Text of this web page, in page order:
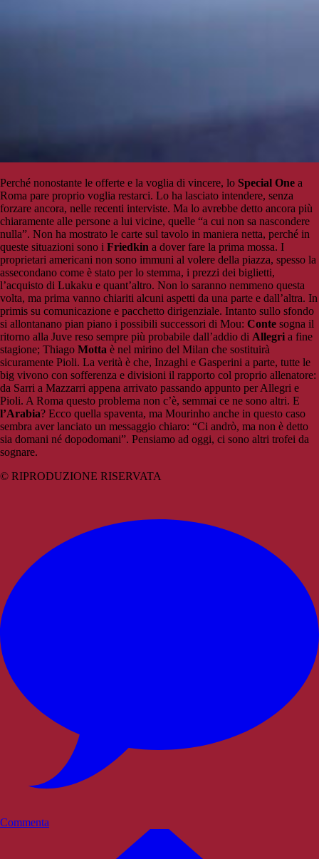
Perché nonostante le offerte e la voglia di vincere, lo Special One a
Roma pare proprio voglia restarci. Lo ha lasciato intendere, senza
forzare ancora, nelle recenti interviste. Ma lo avrebbe detto ancora più
chiaramente alle persone a lui vicine, quelle “a cui non sa nascondere
nulla”. Non ha mostrato le carte sul tavolo in maniera netta, perché in
queste situazioni sono i Friedkin a dover fare la prima mossa. I
proprietari americani non sono immuni al volere della piazza, spesso la
assecondano come è stato per lo stemma, i prezzi dei biglietti,
l’acquisto di Lukaku e quant’altro. Non lo saranno nemmeno questa
volta, ma prima vanno chiariti alcuni aspetti da una parte e dall’altra. In
primis su comunicazione e pacchetto dirigenziale. Intanto sullo sfondo
si allontanano pian piano i possibili successori di Mou: Conte sogna il
ritorno alla Juve reso sempre più probabile dall’addio di Allegri a fine
stagione; Thiago Motta è nel mirino del Milan che sostituirà
sicuramente Pioli. La verità è che, Inzaghi e Gasperini a parte, tutte le
big vivono con sofferenza e divisioni il rapporto col proprio allenatore:
da Sarri a Mazzarri appena arrivato passando appunto per Allegri e
Pioli. A Roma questo problema non c’è, semmai ce ne sono altri. E
l’Arabia? Ecco quella spaventa, ma Mourinho anche in questo caso
sembra aver lanciato un messaggio chiaro: “Ci andrò, ma non è detto
sia domani né dopodomani”. Pensiamo ad oggi, ci sono altri trofei da
sognare.
© RIPRODUZIONE RISERVATA
Commenta